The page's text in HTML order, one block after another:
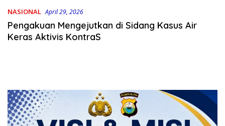
NASIONAL April 29, 2026
Pengakuan Mengejutkan di Sidang Kasus Air
Keras Aktivis KontraS